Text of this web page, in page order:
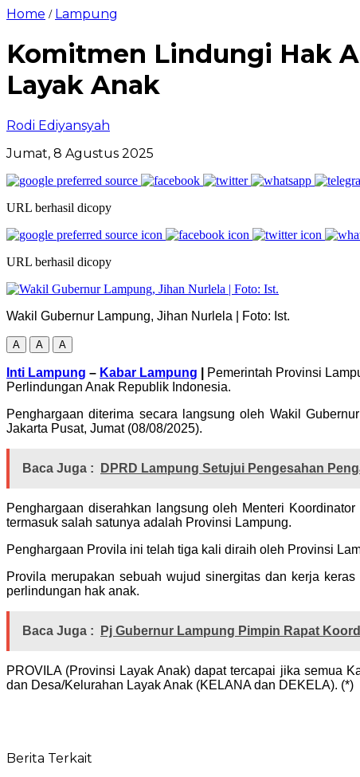
Home / Lampung
Komitmen Lindungi Hak
Layak Anak
Rodi Ediyansyah
Jumat, 8 Agustus 2025
URL berhasil dicopy
URL berhasil dicopy
Wakil Gubernur Lampung, Jihan Nurlela | Foto: Ist.
A A A
Inti Lampung – Kabar Lampung
Pemerintah Provinsi
Perlindungan Anak Republik Indonesia.
Penghargaan diterima secara langsung oleh Wakil
Jakarta Pusat, Jumat (08/08/2025).
Baca Juga : DPRD Lampung Setujui Pengesahan
Penghargaan diserahkan langsung oleh Menteri
termasuk salah satunya adalah Provinsi Lampung.
Penghargaan Provila ini telah tiga kali diraih oleh Provinsi
Provila merupakan sebuah wujud sinergitas dan kerja
perlindungan hak anak.
Baca Juga : Pj Gubernur Lampung Pimpin Rapat
PROVILA (Provinsi Layak Anak) dapat tercapai jika semua
dan Desa/Kelurahan Layak Anak (KELANA dan DEKELA). (*)
Berita Terkait